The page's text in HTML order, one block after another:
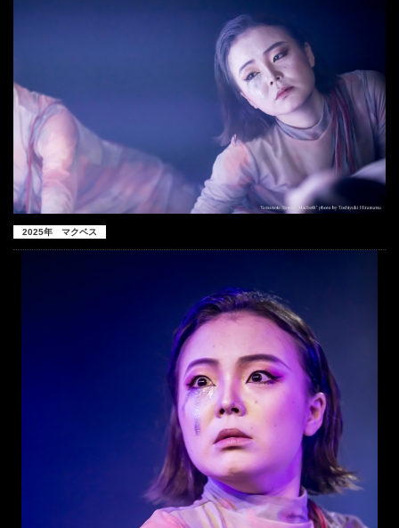
2025年 マクベス